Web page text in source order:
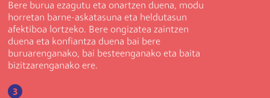
Bere burua ezagutu eta onartzen duena, modu
horretan barne-askatasuna eta heldutasun
afektiboa lortzeko. Bere ongizatea zaintzen
duena eta konfiantza duena bai bere
buruarenganako, bai besteenganako eta baita
bizitzarenganako ere.
3